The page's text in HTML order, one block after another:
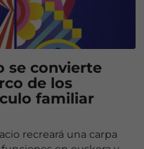
se convierte
de los
familiar
recreará una carpa